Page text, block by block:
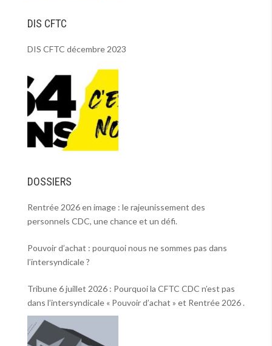
DIS CFTC
DIS CFTC décembre 2023
DOSSIERS
Rentrée 2026 en image : le rajeunissement des
personnels CDC, une chance et un défi.
Pouvoir d’achat : pourquoi nous ne sommes pas dans
l’intersyndicale ?
Tribune 6 juillet 2026 : Pourquoi la CFTC CDC n’est pas
dans l’intersyndicale « Pouvoir d’achat » et Rentrée 2026 .